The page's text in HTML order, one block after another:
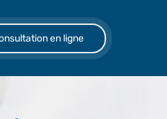
en ligne